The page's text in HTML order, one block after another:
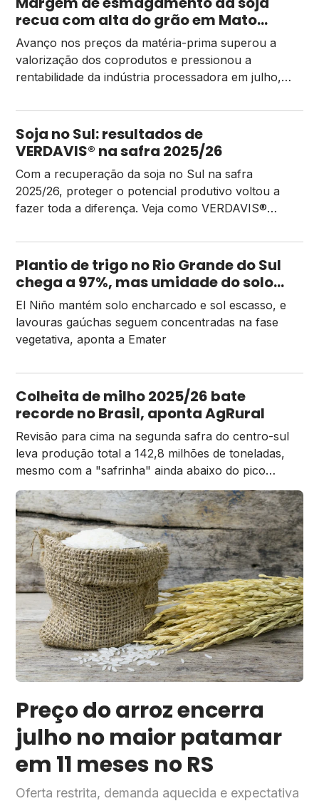
fechamos o nosso último […]
recua com alta do grão em Mato
Grosso
Avanço nos preços da matéria-prima superou a
valorização dos coprodutos e pressionou a
rentabilidade da indústria processadora em julho,
Soja no Sul: resultados de
VERDAVIS® na safra 2025/26
Com a recuperação da soja no Sul na safra
2025/26, proteger o potencial produtivo voltou a
fazer toda a diferença. Veja como VERDAVIS®
para o produtor.
Plantio de trigo no Rio Grande do Sul
chega a 97%, mas umidade do solo
ainda freia o ritmo
El Niño mantém solo encharcado e sol escasso, e
lavouras gaúchas seguem concentradas na fase
vegetativa, aponta a Emater
Colheita de milho 2025/26 bate
recorde no Brasil, aponta AgRural
Revisão para cima na segunda safra do centro-sul
leva produção total a 142,8 milhões de toneladas,
mesmo com a "safrinha" ainda abaixo do pico
histórico
Preço do arroz encerra
julho no maior patamar
em 11 meses no RS
Oferta restrita, demanda aquecida e expectativa